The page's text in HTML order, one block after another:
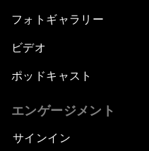
フォトギャラリー
ビデオ
ポッドキャスト
エンゲージメント
サインイン